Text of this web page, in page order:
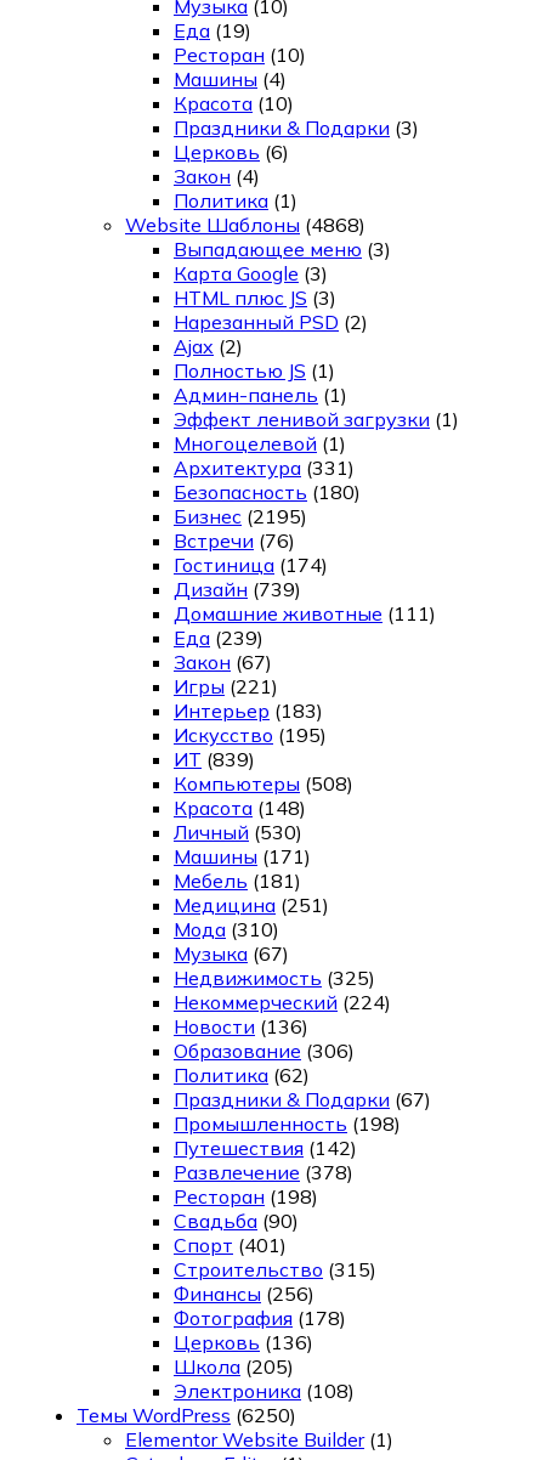
Музыка (10)
Еда (19)
Ресторан (10)
Машины (4)
Красота (10)
Праздники & Подарки (3)
Церковь (6)
Закон (4)
Политика (1)
Website Шаблоны (4868)
Выпадающее меню (3)
Карта Google (3)
HTML плюс JS (3)
Нарезанный PSD (2)
Ajax (2)
Полностью JS (1)
Админ-панель (1)
Эффект ленивой загрузки (1)
Многоцелевой (1)
Архитектура (331)
Безопасность (180)
Бизнес (2195)
Встречи (76)
Гостиница (174)
Дизайн (739)
Домашние животные (111)
Еда (239)
Закон (67)
Игры (221)
Интерьер (183)
Искусство (195)
ИТ (839)
Компьютеры (508)
Красота (148)
Личный (530)
Машины (171)
Мебель (181)
Медицина (251)
Мода (310)
Музыка (67)
Недвижимость (325)
Некоммерческий (224)
Новости (136)
Образование (306)
Политика (62)
Праздники & Подарки (67)
Промышленность (198)
Путешествия (142)
Развлечение (378)
Ресторан (198)
Свадьба (90)
Спорт (401)
Строительство (315)
Финансы (256)
Фотография (178)
Церковь (136)
Школа (205)
Электроника (108)
Темы WordPress (6250)
Elementor Website Builder (1)